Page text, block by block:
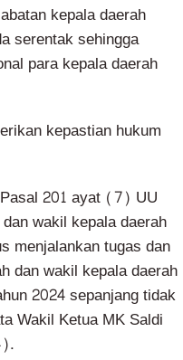
kepala daerah
serentak sehingga
para kepala daerah
kepastian hukum
201 ayat (7) UU
wakil kepala daerah
menjalankan tugas dan
dan wakil kepala daerah
2024 sepanjang tidak
Wakil Ketua MK Saldi